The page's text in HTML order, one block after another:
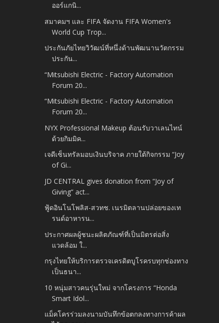
ออร์แกนิ...
สมาคมฯ และ FIFA จัดงาน FIFA Women's
World Cup Trop...
ประกันภัยไทยวิวัฒน์ที่หนึ่งด้านพัฒนานวัตกรรม
ประกัน...
“Mitsubishi Electric - Factory Automation
Forum 20...
“Mitsubishi Electric - Factory Automation
Forum 20...
NYX Professional Makeup ต้อนรับวาเลนไทน์
ด้วยกิมมิค...
เจดีเซ็นทรัลมอบเงินบริจาค ภายใต้กิจกรรม “Joy
of Gi...
JD CENTRAL gives donation from “Joy of
Giving” act...
ฟู้ดอินโนโพลิส-สวทช. เนรมิตลานปล่อยของเท
รนด์อาหารน...
ประกาศผลผู้ชนะผลิตภัณฑ์ที่เป็นมิตรต่อสิ่ง
แวดล้อม ใ...
กรุงไทยให้บริการตรวจเครดิตบูโรครบทุกช่องทาง
เป็นธนา...
10 หนุ่มสาวคนรุ่นใหม่ จากโครงการ “Honda
Smart Idol...
แม็คโครร่วมลงนามบันทึกข้อตกลงทางการค้าผล